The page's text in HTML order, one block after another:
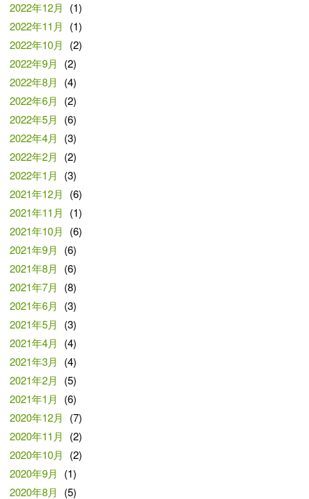
2022年12月
(1)
2022年11月
(1)
2022年10月
(2)
2022年9月
(2)
2022年8月
(4)
2022年6月
(2)
2022年5月
(6)
2022年4月
(3)
2022年2月
(2)
2022年1月
(3)
2021年12月
(6)
2021年11月
(1)
2021年10月
(6)
2021年9月
(6)
2021年8月
(6)
2021年7月
(8)
2021年6月
(3)
2021年5月
(3)
2021年4月
(4)
2021年3月
(4)
2021年2月
(5)
2021年1月
(6)
2020年12月
(7)
2020年11月
(2)
2020年10月
(2)
2020年9月
(1)
2020年8月
(5)